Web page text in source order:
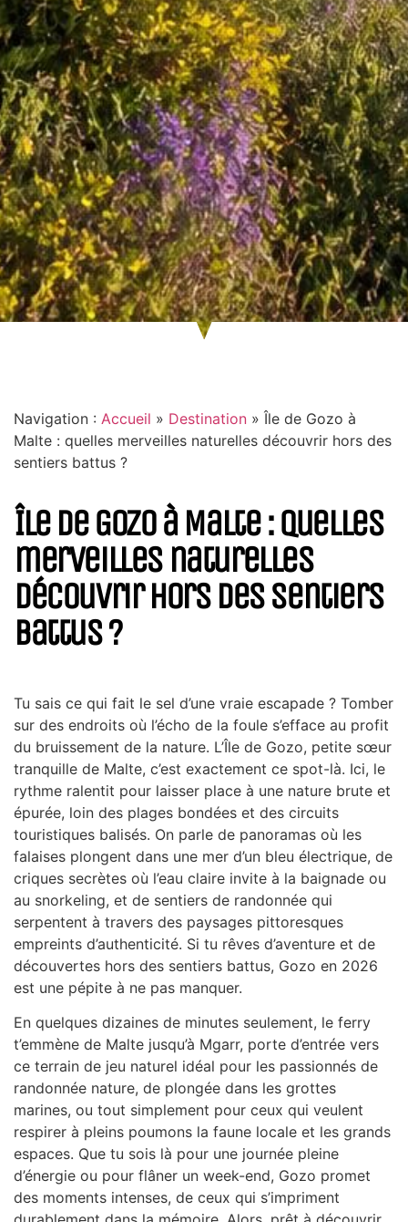
Navigation : Accueil » Destination » Île de Gozo à
Malte : quelles merveilles naturelles découvrir hors des
sentiers battus ?
Île de Gozo à Malte : quelles
merveilles naturelles
découvrir hors des sentiers
battus ?
Tu sais ce qui fait le sel d’une vraie escapade ? Tomber
sur des endroits où l’écho de la foule s’efface au profit
du bruissement de la nature. L’Île de Gozo, petite sœur
tranquille de Malte, c’est exactement ce spot-là. Ici, le
rythme ralentit pour laisser place à une nature brute et
épurée, loin des plages bondées et des circuits
touristiques balisés. On parle de panoramas où les
falaises plongent dans une mer d’un bleu électrique, de
criques secrètes où l’eau claire invite à la baignade ou
au snorkeling, et de sentiers de randonnée qui
serpentent à travers des paysages pittoresques
empreints d’authenticité. Si tu rêves d’aventure et de
découvertes hors des sentiers battus, Gozo en 2026
est une pépite à ne pas manquer.
En quelques dizaines de minutes seulement, le ferry
t’emmène de Malte jusqu’à Mgarr, porte d’entrée vers
ce terrain de jeu naturel idéal pour les passionnés de
randonnée nature, de plongée dans les grottes
marines, ou tout simplement pour ceux qui veulent
respirer à pleins poumons la faune locale et les grands
espaces. Que tu sois là pour une journée pleine
d’énergie ou pour flâner un week-end, Gozo promet
des moments intenses, de ceux qui s’impriment